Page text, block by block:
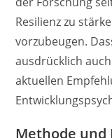
Resilienz zu
vorzubeugen.
ausdrücklich
aktuellen
Methode und